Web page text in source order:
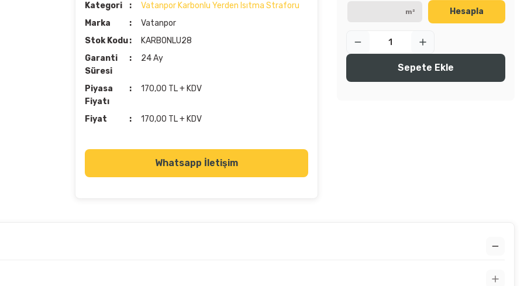
Kategori
Vatanpor Karbonlu Yerden Isıtma Straforu
Marka
Vatanpor
Stok Kodu
KARBONLU28
Garanti
Süresi
24 Ay
Piyasa
Fiyatı
170,00 TL + KDV
Fiyat 170,00 TL + KDV
Whatsapp İletişim
m² Hesapla
Sepete Ekle